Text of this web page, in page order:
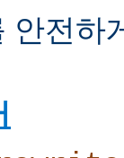
안전하